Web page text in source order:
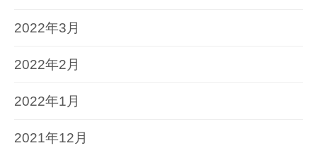
2022年3月
2022年2月
2022年1月
2021年12月